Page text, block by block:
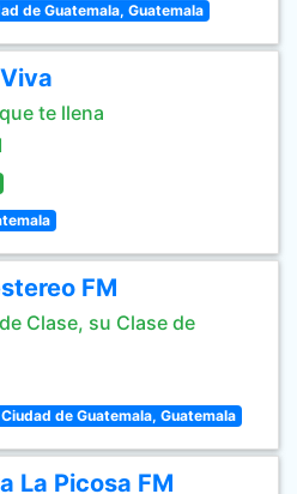
de Guatemala, Guatemala
te llena
FM
Clase, su Clase de
Ciudad de Guatemala, Guatemala
La Picosa FM